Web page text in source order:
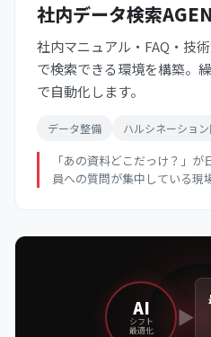
社内データ検索
社内マニュアル・FAQ・技
で検索できる環境を構築。
で自動化します。
データ整備 ハルシネーショ
「あの資料どこだっけ？」
員への質問が集中している現
AI
シフト
最適化
▶